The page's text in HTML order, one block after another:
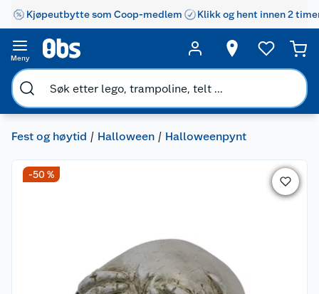
Kjøpeutbytte som Coop-medlem Klikk og hent innen 2
Meny
Fest og høytid Halloween Halloweenpynt
-50 %